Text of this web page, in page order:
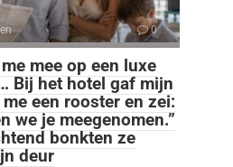
0
mee op een luxe
Bij het hotel gaf mijn
een rooster en zei:
we je meegenomen.”
bonkten ze
deur